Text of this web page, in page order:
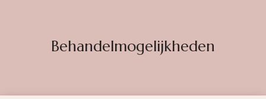
Behandelmogelijkheden